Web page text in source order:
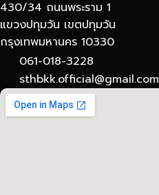
430/34 ถนนพระราม 1
แขวงปทุมวัน เขตปทุมวัน
กรุงเทพมหานคร 10330
061-018-3228
sthbkk.official@gmail.com